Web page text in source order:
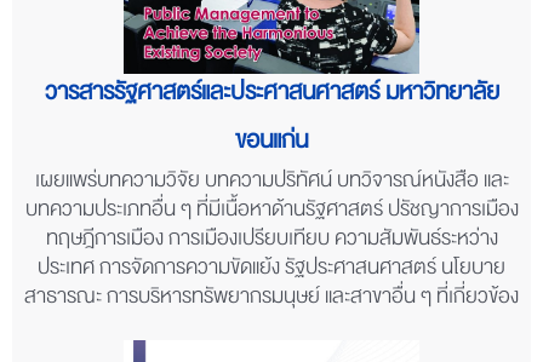
วารสารรัฐศาสตร์และประศาสนศาสตร์ มหาวิทยาลัย
ขอนแก่น
เผยแพร่บทความวิจัย บทความปริทัศน์ บทวิจารณ์หนังสือ และ
บทความประเภทอื่น ๆ ที่มีเนื้อหาด้านรัฐศาสตร์ ปรัชญาการเมือง
ทฤษฎีการเมือง การเมืองเปรียบเทียบ ความสัมพันธ์ระหว่าง
ประเทศ การจัดการความขัดแย้ง รัฐประศาสนศาสตร์ นโยบาย
สาธารณะ การบริหารทรัพยากรมนุษย์ และสาขาอื่น ๆ ที่เกี่ยวข้อง